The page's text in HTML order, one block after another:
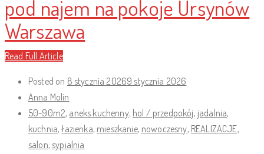
pod najem na pokoje Ursynów
Warszawa
Read Full Article
Posted on 8 stycznia 20269 stycznia 2026
Anna Molin
50-90m2, aneks kuchenny, hol / przedpokój, jadalnia,
kuchnia,łazienka, mieszkanie, nowoczesny, REALIZACJE,
salon, sypialnia